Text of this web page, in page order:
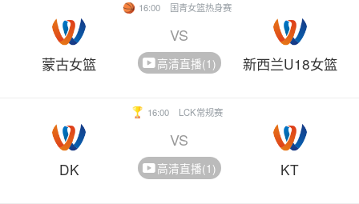
16:00 国青女篮热身赛
蒙古女篮
VS
高清直播(1) 新西兰U18女篮
16:00 LCK常规赛
DK
VS
高清直播(1) KT